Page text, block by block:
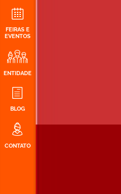
FEIRAS E
EVENTOS
ENTIDADE
BLOG
CONTATO